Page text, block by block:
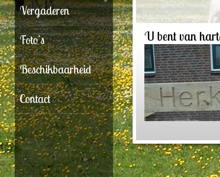
U bent van
Vergaderen
Foto's
Beschikbaarheid
Contact